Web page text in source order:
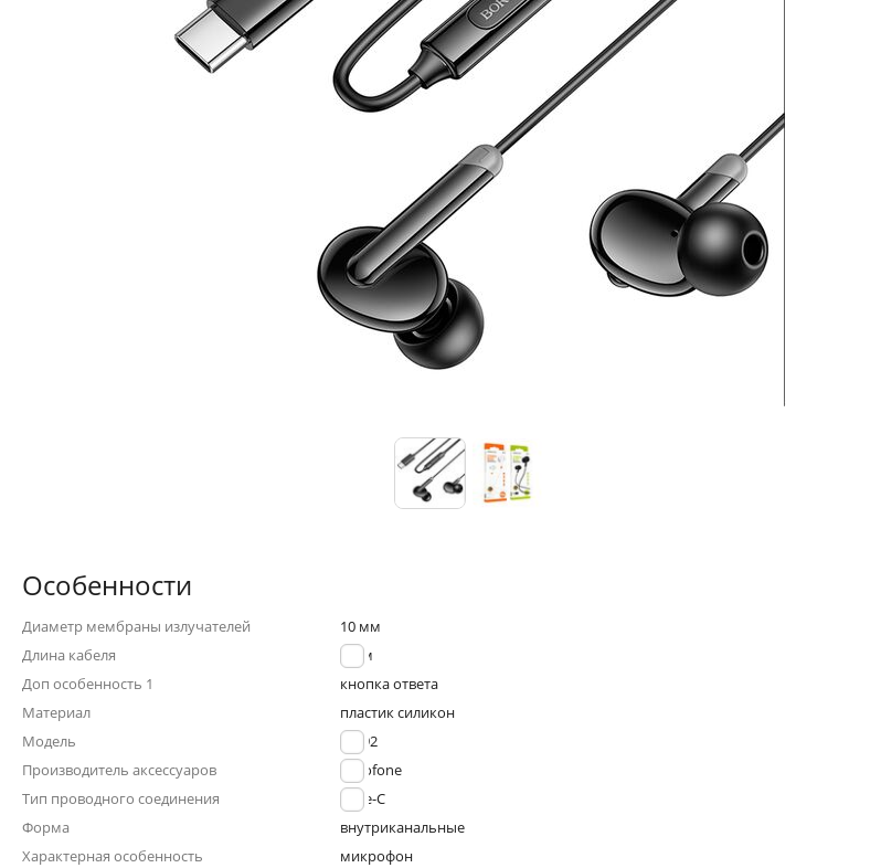
Особенности
Диаметр мембраны излучателей
10 мм
Длина кабеля
1.2 м
Доп особенность 1
кнопка ответа
Материал
пластик силикон
Модель
BM92
Производитель аксессуаров
Borofone
Тип проводного соединения
Type-C
Форма
внутриканальные
Характерная особенность
микрофон